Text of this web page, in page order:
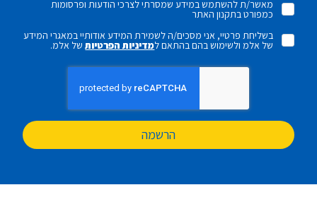
מאשר/ת להשתמש במידע שמסרתי לצרכי הודעות ופרסומות
כמפורט בתקנון האתר
בשליחת פרטיי, אני מסכים/ה לשמירת המידע אודותיי במאגרי המידע
של אלמ ולשימוש בהם בהתאם למדיניות הפרטיותשל אלמ.
הרשמה